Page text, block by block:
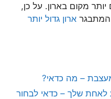
מקום בארון. על כן,
המתבגר ארון גדול יותר
– מה כדאי?
שלך – כדאי לבחור